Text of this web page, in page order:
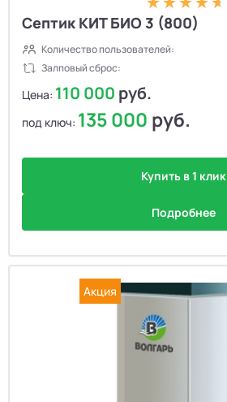
Септик КИТ БИО 3 (800)
Количество пользователей:
Залповый сброс:
Цена: 110 000 руб.
под ключ: 135 000 руб.
Купить в 1 клик
Подробнее
Акция